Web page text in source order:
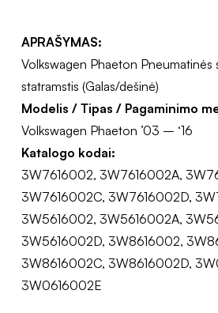
APRAŠYMAS:
Volkswagen Phaeton Pneumatinės
statramstis (Galas/dešinė)
Modelis / Tipas / Pagaminimo
Volkswagen Phaeton ’03 – ‘16
Katalogo kodai:
3W7616002, 3W7616002A,
3W7616002C, 3W7616002D,
3W5616002, 3W5616002A,
3W5616002D, 3W8616002,
3W8616002C, 3W8616002D,
3W0616002E